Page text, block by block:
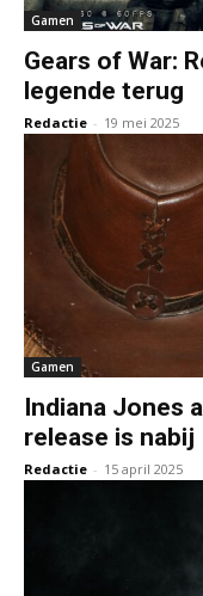
Gamen
Gears of War:
legende terug
Redactie - 19 mei 2025
Gamen
Indiana Jones
release is nabij
Redactie - 15 april 2025